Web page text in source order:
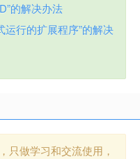
的解决办法
运行的扩展程序”的解决
只做学习和交流使用，